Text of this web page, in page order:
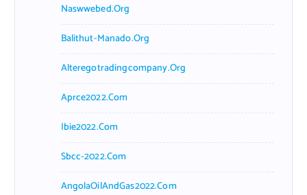
Naswwebed.org
Balithut-Manado.org
Alteregotradingcompany.org
Aprce2022.com
Ibie2022.com
Sbcc-2022.com
AngolaOilAndGas2022.com